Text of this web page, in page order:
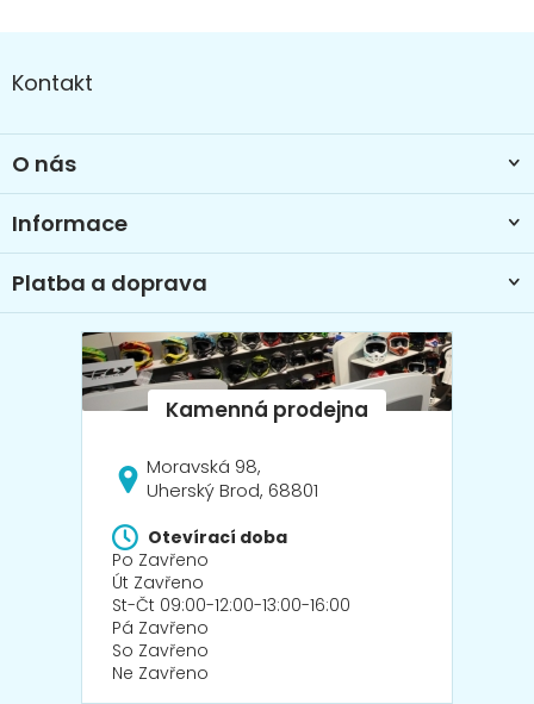
á
pKontakt
O nás
Informace
Platba a doprava
Moravská 98,
Uherský Brod, 68801
Otevírací doba
Po Zavřeno
Út Zavřeno
St-Čt 09:00-12:00-13:00-16:00
Pá Zavřeno
So Zavřeno
Ne Zavřeno